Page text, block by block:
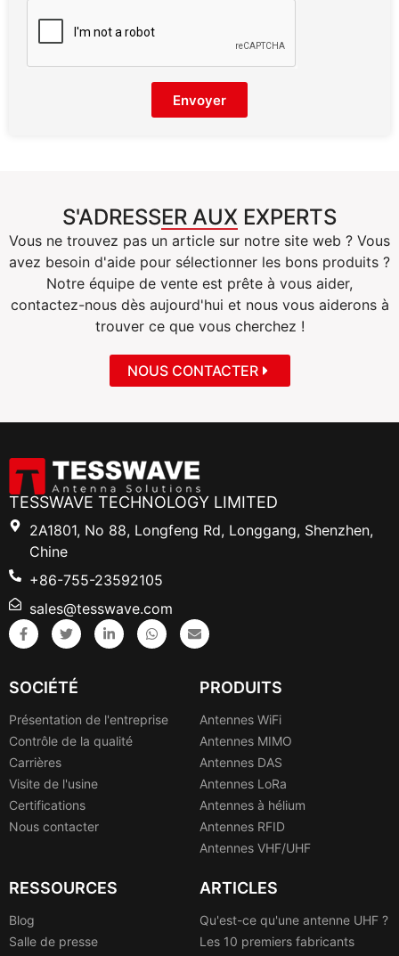
Envoyer
S'ADRESSER AUX EXPERTS
Vous ne trouvez pas un article sur notre site web ? Vous
avez besoin d'aide pour sélectionner les bons produits ?
Notre équipe de vente est prête à vous aider,
contactez-nous dès aujourd'hui et nous vous aiderons à
trouver ce que vous cherchez !
NOUS CONTACTER
TESSWAVE TECHNOLOGY LIMITED
2A1801, No 88, Longfeng Rd, Longgang, Shenzhen,
Chine
+86-755-23592105
sales@tesswave.com
SOCIÉTÉ
Présentation de l'entreprise
Contrôle de la qualité
Carrières
Visite de l'usine
Certifications
Nous contacter
PRODUITS
Antennes WiFi
Antennes MIMO
Antennes DAS
Antennes LoRa
Antennes à hélium
Antennes RFID
Antennes VHF/UHF
RESSOURCES
Blog
Salle de presse
ARTICLES
Qu'est-ce qu'une antenne UHF ?
Les 10 premiers fabricants